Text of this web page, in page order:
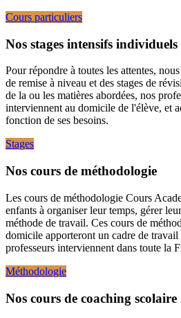
Cours particuliers
Nos stages intensifs individuels
Pour répondre à toutes les attentes,
de remise à niveau et des stages de
de la ou les matières abordées, nos
interviennent au domicile de l'élève, et
fonction de ses besoins.
Stages
Nos cours de méthodologie
Les cours de méthodologie Cours
enfants à organiser leur temps, gérer
méthode de travail. Ces cours de
domicile apporteront un cadre de
professeurs interviennent dans toute la
Méthodologie
Nos cours de coaching scolaire